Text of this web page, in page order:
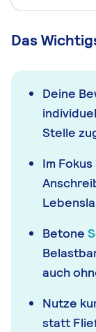
Das
Deine
Stelle
Im
Betone
auch
Nutze
statt